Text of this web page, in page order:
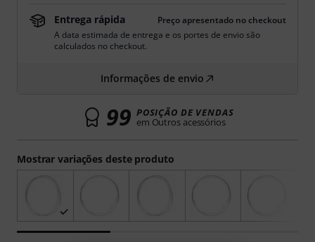
Mostrar variações deste produto
Entrega rápida
Preço apresentado no checkout
A data estimada de entrega e os portes de envio são
calculados no checkout.
Informações de envio
99 POSIÇÃO DE VENDAS
em Outros acessórios